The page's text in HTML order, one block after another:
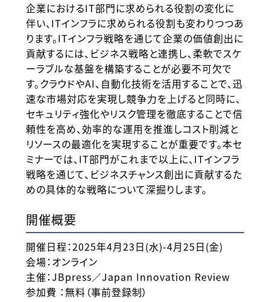
企業におけるIT部門に求められる役割の変化に
伴い、ITインフラに求められる役割も変わりつつあ
ります。ITインフラ戦略を通じて企業の価値創出に
貢献するには、ビジネス戦略と連携し、柔軟でスケ
ーラブルな基盤を構築することが必要不可欠で
す。クラウドやAI、自動化技術を活用することで、迅
速な市場対応を実現し競争力を上げると同時に、
セキュリティ強化やリスク管理を徹底することで信
頼性を高め、効率的な運用を推進しコスト削減と
リソースの最適化を実現することが重要です。本セ
ミナーでは、IT部門がこれまで以上に、ITインフラ
戦略を通じて、ビジネスチャンス創出に貢献するた
めの具体的な戦略について深掘りします。
開催概要
開催日程：2025年4月23日(水)-4月25日(金)
会場：オンライン
主催：JBpress／Japan Innovation Review
参加費 ：無料（事前登録制）